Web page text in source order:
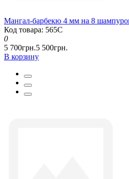
Мангал-барбекю 4 мм на 8
Код товара: 565С
0
5 700грн.5 500грн.
В корзину